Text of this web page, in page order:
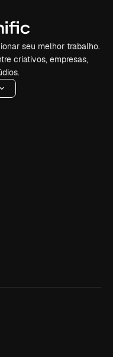
seu melhor trabalho.
criativos, empresas,